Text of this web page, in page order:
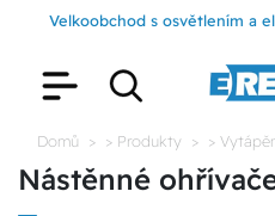
Velkoobchod s osvětlením a
Domů > Produkty >
Nástěnné